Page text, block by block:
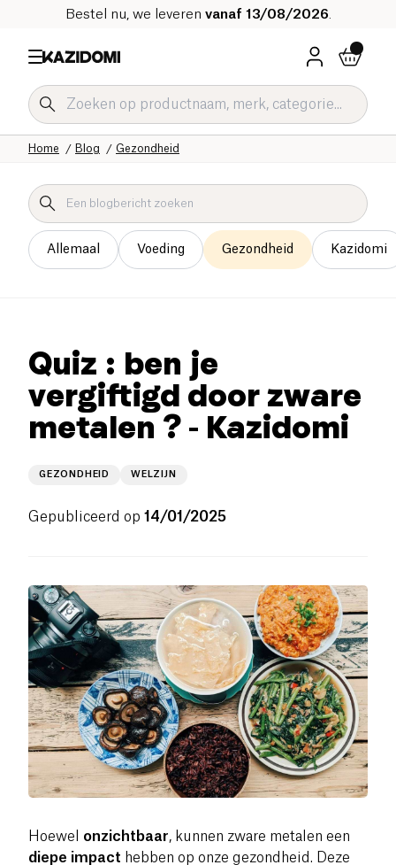
Bestel nu, we leveren vanaf 13/08/2026
Gezondheid
Blog
Home
Allemaal Voeding Gezondheid Kazidomi
Quiz : ben je
vergiftigd door zware
metalen ? - Kazidomi
GEZONDHEID WELZIJN
Gepubliceerd op 14/01/2025
Hoewel onzichtbaar, kunnen zware metalen een
diepe impact hebben op onze gezondheid. Deze